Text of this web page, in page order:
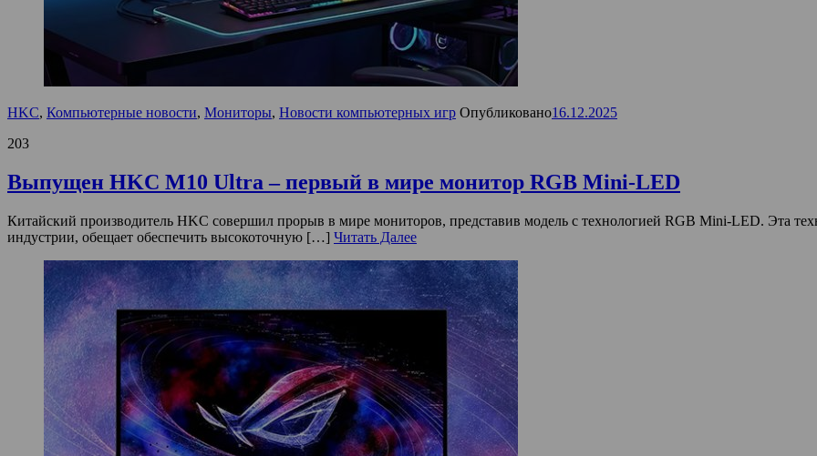
HKC, Компьютерные новости, Мониторы, Новости компьютерных игр Опубликовано16.12.2025
203
Выпущен HKC M10 Ultra – первый в мире монитор RGB Mini-LED
Китайский производитель HKC совершил прорыв в мире мониторов, представив модель с технологией RGB Mini-LED. Эта
индустрии, обещает обеспечить высокоточную […] Читать Далее